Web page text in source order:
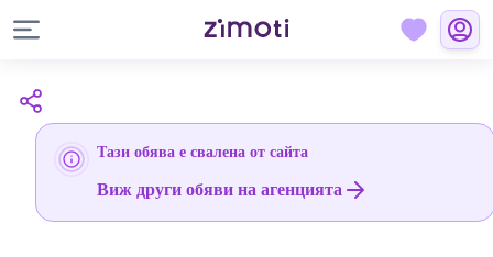
Тази обява е свалена от сайта
Виж други обяви на агенцията